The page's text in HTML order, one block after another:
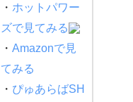
・ ホットパワー
ズで見てみる
・ Amazonで見
てみる
・ ぴゅあらばSH